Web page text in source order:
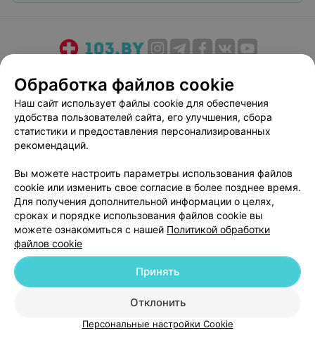
Медицинский маркетинг
Публичный договор
Пользовательское соглашение
Способы оплаты
Вакансии
Партнеры
Написать руководителю 103.by
Персональные настройки cookie
Обработка персональных данных
© 2026 ООО «Артокс Лаб», УНП 191700409| 220012, Республика Беларусь,
г. Минск, улица Толбухина, 2, пом. 16 | help@103.by
Обработка файлов cookie
Наш сайт использует файлы cookie для обеспечения
удобства пользователей сайта, его улучшения, сбора
статистики и предоставления персонализированных
рекомендаций.
Вы можете настроить параметры использования файлов
cookie или изменить свое согласие в более позднее время.
Для получения дополнительной информации о целях,
сроках и порядке использования файлов cookie вы
можете ознакомиться с нашей Политикой обработки
файлов cookie
Отклонить
Принять
Персональные настройки Cookie